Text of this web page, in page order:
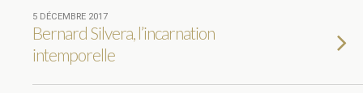
5 DÉCEMBRE 2017
Bernard Silvera, l’incarnation
intemporelle